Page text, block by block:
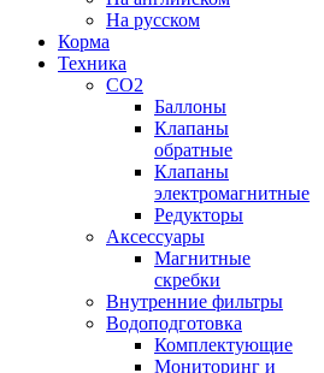
На русском
Корма
Техника
CO2
Баллоны
Клапаны
обратные
Клапаны
электромагнитные
Редукторы
Аксессуары
Магнитные
скребки
Внутренние фильтры
Водоподготовка
Комплектующие
Мониторинг и